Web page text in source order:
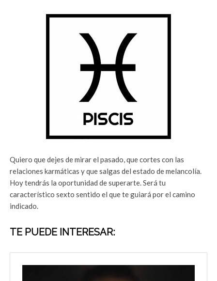
Quiero que dejes de mirar el pasado, que cortes con las
relaciones karmáticas y que salgas del estado de melancolía.
Hoy tendrás la oportunidad de superarte. Será tu
característico sexto sentido el que te guiará por el camino
indicado.
TE PUEDE INTERESAR: